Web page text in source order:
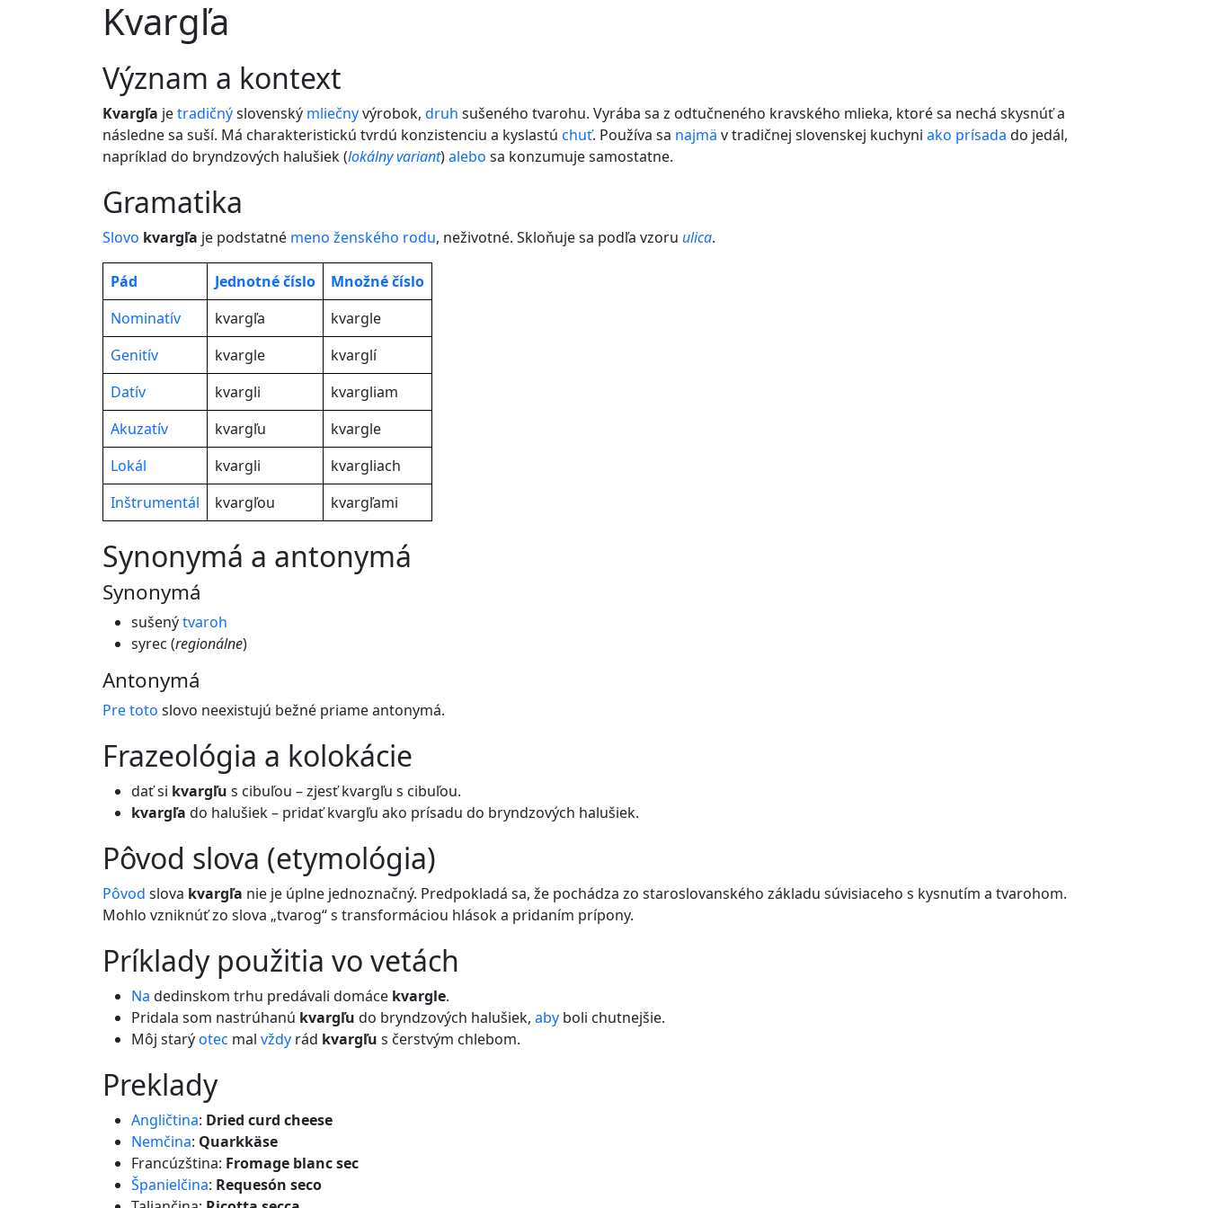
Kvargľa
význam a kontext
Kvargľa jetradičnýslovenský mliečnyvýrobok, druh sušeného tvarohu. Vyrába sa z odtučneného kravského mlieka, ktoré sa nechá skysnúť a
následne sa suší. Má charakteristickú tvrdú konzistenciu a kyslastú chuť. Používa sa najmä v tradičnej slovenskej kuchyni ako prísada do jedál,
napríklad do bryndzových halušiek (lokálnyvariant)alebo sa konzumuje samostatne.
gramatika
Slovo kvargľa je podstatné meno ženského rodu, neživotné. Skloňuje sa podľa vzoru ulica.
Pád Jednotnéčíslo
Množné číslo
Nominatív
kvargľa
kvargle
Genitív
kvargle
kvarglí
Datív
kvargli
kvargliam
Akuzatív
kvargľu
kvargle
Lokál
kvargli
kvargliach
Inštrumentál
kvargľou kvargľami
synonymá a antonymá
Synonymá
sušenýtvaroh
syrec (regionálne)
Antonymá
Pretoto slovo neexistujú bežné priame antonymá.
frazeológia a kolokácie
dať si kvargľu s cibuľou – zjesť kvargľu s cibuľou.
kvargľa do halušiek – pridať kvargľu ako prísadu do bryndzových halušiek.
pôvod slova (etymológia)
Pôvod slova kvargľa nie je úplne jednoznačný. Predpokladá sa, že pochádza zo staroslovanského základu súvisiaceho s kysnutím a tvarohom.
Mohlo vzniknúť zo slova „tvarog“ s transformáciou hlások a pridaním prípony.
príklady použitia vo vetách
Na dedinskom trhu predávali domáce kvargle.
Pridala som nastrúhanú kvargľu do bryndzových halušiek, aby boli chutnejšie.
Môj starýotec mal vždy rád kvargľu s čerstvým chlebom.
preklady
Angličtina: Dried curd cheese
Nemčina: Quarkkäse
Francúzština: Fromage blanc sec
Španielčina: Requesón seco